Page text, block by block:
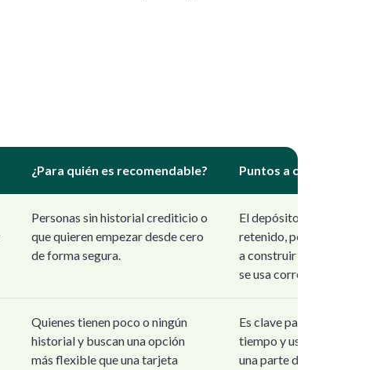
¿Para quién es recomendable? Puntos a considerar
Personas sin historial crediticio o
que quieren empezar desde cero
de forma segura.
El depósito queda
retenido, pero ayuda
a construir crédito si
se usa correctamente.
Quienes tienen poco o ningún
historial y buscan una opción
más flexible que una tarjeta
Es clave pagar a
tiempo y usar solo
una parte del límite.